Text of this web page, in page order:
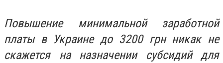
Повышение минимальной заработной
платы в Украине до 3200 грн никак не
скажется на назначении субсидий для